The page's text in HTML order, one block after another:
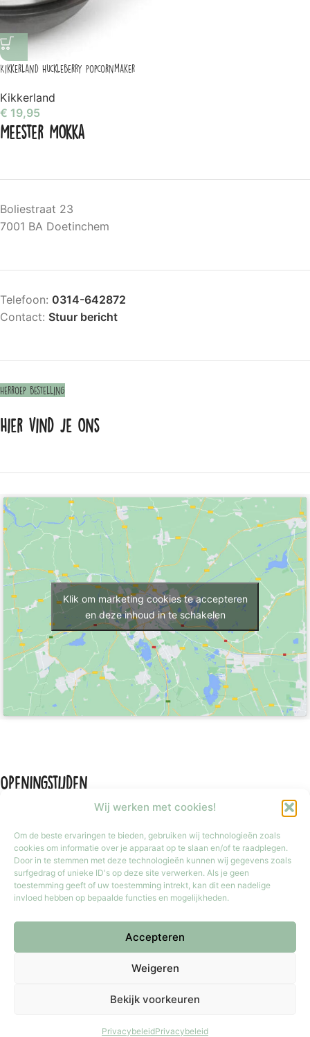
Wij werken met cookies!
Om de beste ervaringen te bieden, gebruiken wij technologieën zoals
cookies om informatie over je apparaat op te slaan en/of te raadplegen.
Door in te stemmen met deze technologieën kunnen wij gegevens zoals
surfgedrag of unieke ID's op deze site verwerken. Als je geen
toestemming geeft of uw toestemming intrekt, kan dit een nadelige
invloed hebben op bepaalde functies en mogelijkheden.
Accepteren
Weigeren
Bekijk voorkeuren
PrivacybeleidPrivacybeleid
Kikkerland Huckleberry popcornmaker
Kikkerland
€ 19,95
Meester Mokka
Boliestraat 23
7001 BA Doetinchem
Telefoon: 0314-642872
Contact: Stuur bericht
Herroep bestelling
Hier vind je ons
Klik om marketing cookies te accepteren
en deze inhoud in te schakelen
Openingstijden
Maandag
Gesloten
Dinsdag t/m vrijdag
9:30 tot 17:30
9:30 tot 17:00
Zondag
Iedere laatste zondag van de maand van 12:00 tot 17:00 geopend.
Copyright © 2026 Meester Mokka - Kinderboekenwinkel
Gemaakt doorThuis in computers